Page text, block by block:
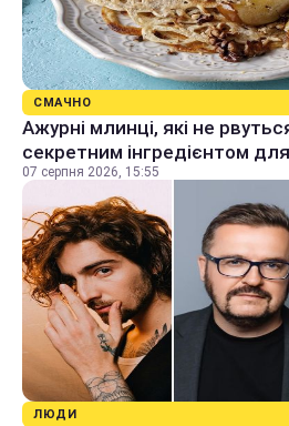
СМАЧНО
Ажурні млинці, які не
секретним інгредієнтом
07 серпня 2026, 15:55
ЛЮДИ